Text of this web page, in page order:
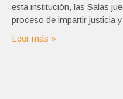
esta institución, las Salas
proceso de impartir justicia
Leer más »